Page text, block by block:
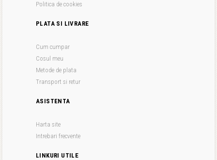
Politica de cookies
PLATA SI LIVRARE
Cum cumpar
Cosul meu
Metode de plata
Transport si retur
ASISTENTA
Harta site
Intrebari frecvente
LINKURI UTILE